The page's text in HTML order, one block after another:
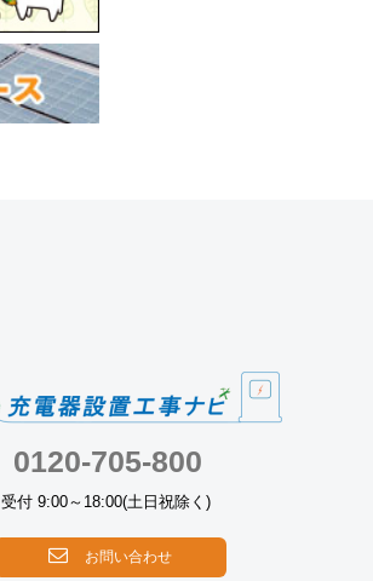
0120-705-800
受付 9:00～18:00(土日祝除く)
お問い合わせ